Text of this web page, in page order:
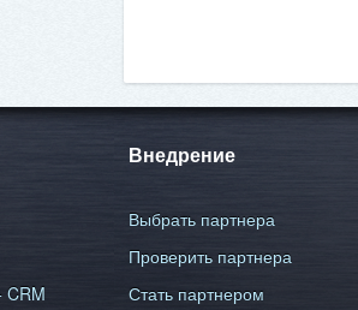
CRM
Внедрение
Выбрать партнера
Проверить партнера
Стать партнером